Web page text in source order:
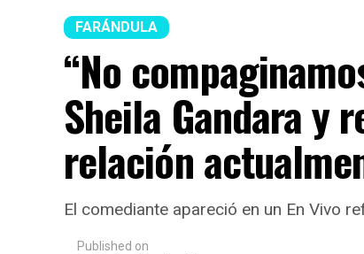
FARÁNDULA
“No
Sheila Gandara y
relación
El comediante apareció en un En Vivo
Published on